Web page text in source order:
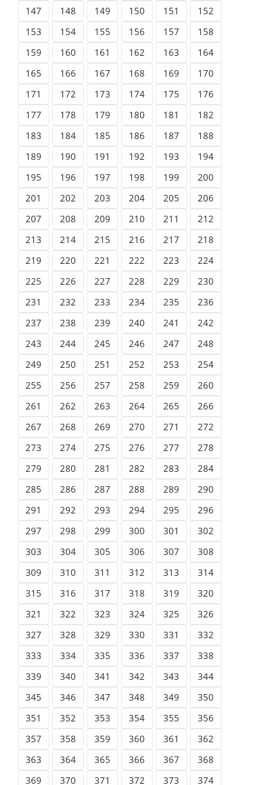
147
148 149 150 151
152
153
154 155 156 157
158
159
160 161 162 163
164
165
166 167 168 169
170
171
172 173 174 175
176
177
178 179 180 181
182
183
184 185 186 187
188
189
190 191 192 193
194
195
196 197 198 199
200
201
202 203 204 205
206
207
208 209 210 211
212
213
214 215 216 217
218
219
220 221 222 223
224
225
226 227 228 229
230
231
232 233 234 235
236
237
238 239 240 241
242
243
244 245 246 247
248
249
250 251 252 253
254
255
256 257 258 259
260
261
262 263 264 265
266
267
268 269 270 271
272
273
274 275 276 277
278
279
280 281 282 283
284
285
286 287 288 289
290
291
292 293 294 295
296
297
298 299 300 301
302
303
304 305 306 307
308
309
310 311 312 313
314
315
316 317 318 319
320
321
322 323 324 325
326
327
328 329 330 331
332
333
334 335 336 337
338
339
340 341 342 343
344
345
346 347 348 349
350
351
352 353 354 355
356
357
358 359 360 361
362
363
364 365 366 367
368
369
370 371 372 373 374